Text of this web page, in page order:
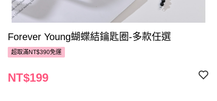
Forever Young蝴蝶結鑰匙圈-多款任選
超取滿NT$390免運
NT$199